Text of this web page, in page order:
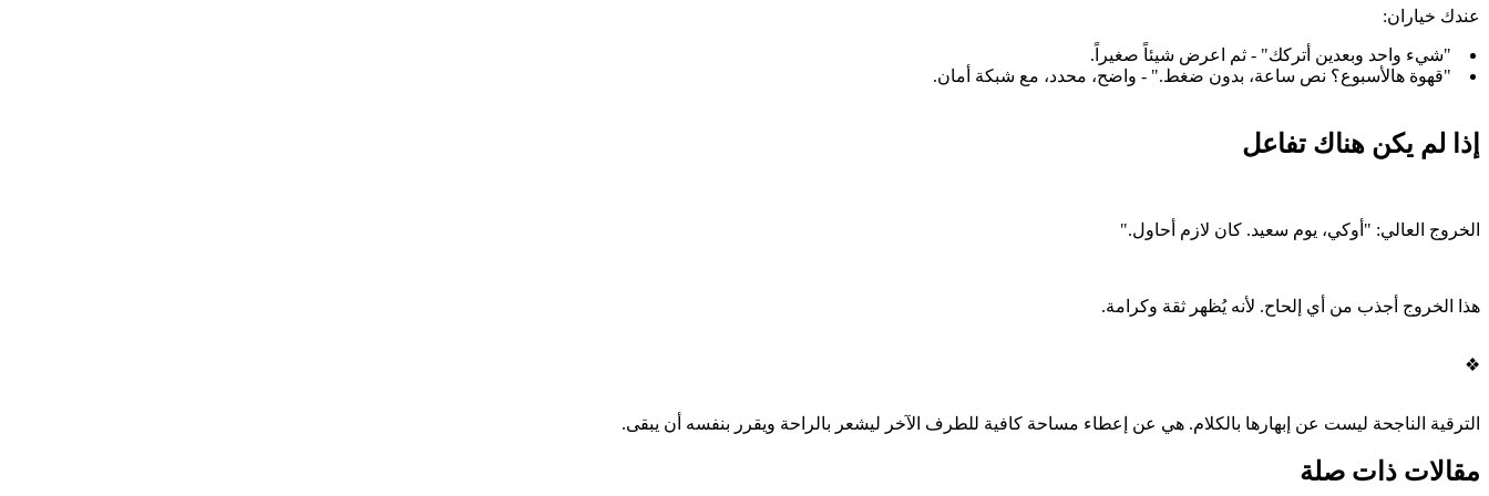
عندك خياران:
"شيء واحد وبعدين أتركك" - ثم اعرض شيئاً صغيراً.
"قهوة هالأسبوع؟ نص ساعة، بدون ضغط." - واضح، محدد، مع شبكة أمان.
إذا لم يكن هناك تفاعل
الخروج العالي: "أوكي، يوم سعيد. كان لازم أحاول."
هذا الخروج أجذب من أي إلحاح. لأنه يُظهر ثقة وكرامة.
❖
الترقية الناجحة ليست عن إبهارها بالكلام. هي عن إعطاء مساحة كافية للطرف الآخر ليشعر بالراحة ويقرر بنفسه أن يبقى.
مقالات ذات صلة